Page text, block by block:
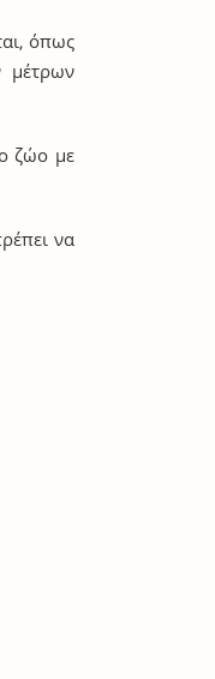
όπως
μέτρων
ζώο με
να